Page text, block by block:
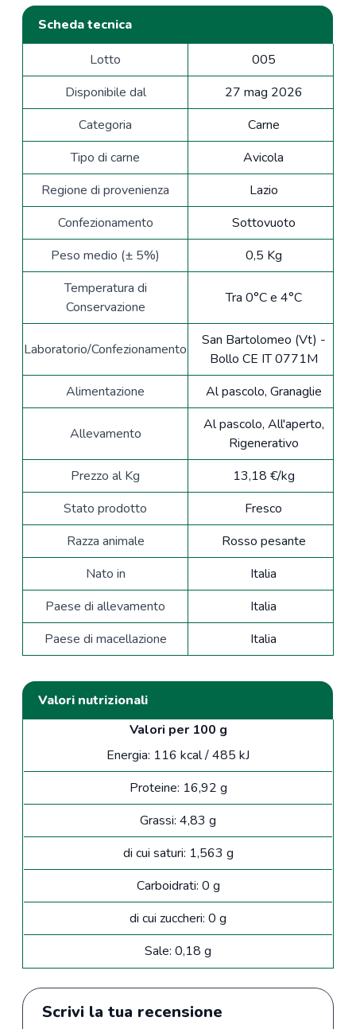
Scheda tecnica
Lotto
005
Disponibile dal
27 mag 2026
Categoria
Carne
Tipo di carne
Avicola
Regione di provenienza
Lazio
Confezionamento
Sottovuoto
Peso medio (± 5%)
0,5 Kg
Temperatura di
Conservazione
Tra 0°C e 4°C
Laboratorio/Confezionamento
San Bartolomeo (Vt) -
Bollo CE IT 0771M
Alimentazione
Al pascolo, Granaglie
Allevamento
Al pascolo, All'aperto,
Rigenerativo
Prezzo al Kg
13,18 €/kg
Stato prodotto
Fresco
Razza animale
Rosso pesante
Nato in
Italia
Paese di allevamento
Italia
Paese di macellazione
Italia
Valori nutrizionali
Valori per 100 g
Energia: 116 kcal / 485 kJ
Proteine: 16,92 g
Grassi: 4,83 g
di cui saturi: 1,563 g
Carboidrati: 0 g
di cui zuccheri: 0 g
Sale: 0,18 g
Scrivi la tua recensione